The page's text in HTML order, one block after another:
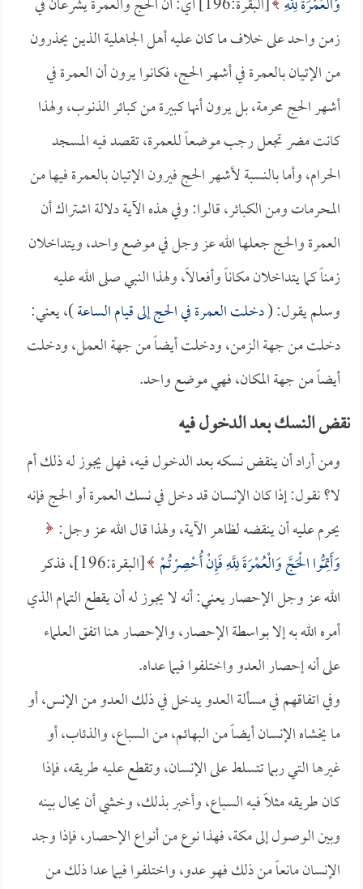
زمن واحد على خلاف ما كان عليه أهل الجاهلية الذين يحذرون
من الإتيان بالعمرة في أشهر الحج، فكانوا يرون أن العمرة في
أشهر الحج محرمة، بل يرون أنها كبيرة من كبائر الذنوب، ولهذا
كانت مضر تجعل رجب موضعاً للعمرة، تقصد فيه المسجد
الحرام، وأما بالنسبة لأشهر الحج فيرون الإتيان بالعمرة فيها من
المحرمات ومن الكبائر، قالوا: وفي هذه الآية دلالة اشتراك أن
العمرة والحج جعلها الله عز وجل في موضع واحد، ويتداخلان
زمناً كما يتداخلان مكاناً وأفعالاً، ولهذا النبي صلى الله عليه
وسلم يقول: (دخلت العمرة في الحج إلى قيام الساعة)، يعني:
دخلت من جهة الزمن، ودخلت أيضاً من جهة العمل، ودخلت
أيضاً من جهة المكان، فهي موضع واحد.
نقض النسك بعد الدخول فيه
ومن أراد أن ينقض نسكه بعد الدخول فيه، فهل يجوز له ذلك أم
لا؟ نقول: إذا كان الإنسان قد دخل في نسك العمرة أو الحج فإنه
يحرم عليه أن ينقضه لظاهر الآية، ولهذا قال الله عز وجل:
وَأَتِمُّوا الْحَجَّ وَالْعُمْرَةَ لِلَّهِ فَإِنْ أُحْصِرْتُمْ
[البقرة:196]، فذكر
الله عز وجل الإحصار يعني: أنه لا يجوز له أن يقطع التمام الذي
أمره الله به إلا بواسطة الإحصار، والإحصار هنا اتفق العلماء
على أنه إحصار العدو واختلفوا فيما عداه.
وفي اتفاقهم في مسألة العدو يدخل في ذلك العدو من الإنس، أو
ما يخشاه الإنسان أيضاً من البهائم، من السباع، والذئاب، أو
غيرها التي ربما تتسلط على الإنسان، وتقطع عليه طريقه، فإذا
كان طريقه مثلاً فيه السباع، وأخبر بذلك، وخشي أن يحال بينه
وبين الوصول إلى مكة، فهذا نوع من أنواع الإحصار، فإذا وجد
الإنسان مانعاً من ذلك فهو عدو، واختلفوا فيما عدا ذلك من